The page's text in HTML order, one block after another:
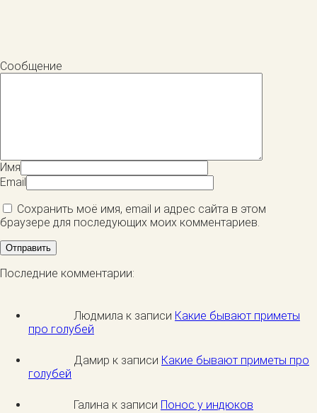
Сообщение
Имя
Email
Сохранить моё имя, email и адрес сайта в этом
браузере для последующих моих комментариев.
Последние комментарии:
Людмила к записи Какие бывают приметы
про голубей
Дамир к записи Какие бывают приметы про
голубей
Галина к записи Понос у индюков